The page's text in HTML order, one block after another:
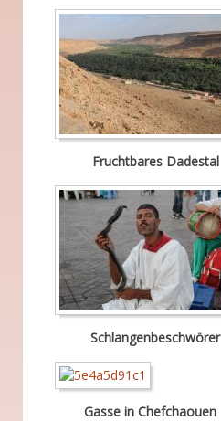
Fruchtbares Dadestal
Schlangenbeschwörer
Gasse in Chefchaouen